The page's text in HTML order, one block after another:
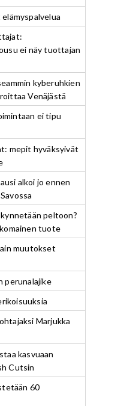
ei näy tuottajan
kyberuhkien
Venäjästä
ei tipu
mepit hyväksyivät
alkoi jo ennen
peltoon?
tuote
muutokset
perunalajike
Marjukka
kasvuaan
Cutsin
60